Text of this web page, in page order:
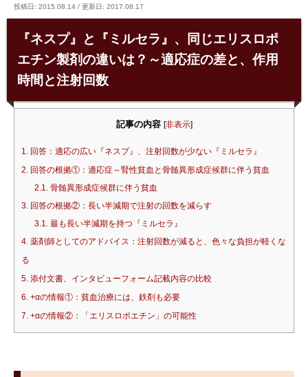
投稿日: 2015.08.14 / 更新日: 2017.08.17
『ネスプ』と『ミルセラ』、同じエリスロポ
エチン製剤の違いは？～適応症の差と、作用
時間と注射回数
記事の内容 [非表示]
1. 回答：適応の広い『ネスプ』、注射回数が少ない『ミルセラ』
2. 回答の根拠①：適応症～腎性貧血と骨髄異形成症候群に伴う貧血
2.1. 骨髄異形成症候群に伴う貧血
3. 回答の根拠②：長い半減期で注射の回数を減らす
3.1. 最も長い半減期を持つ『ミルセラ』
4. 薬剤師としてのアドバイス：注射回数が減ると、色々な負担が軽くな
る
5. 添付文書、インタビューフォーム記載内容の比較
6. +αの情報①：貧血治療には、鉄剤も必要
7. +αの情報②：「エリスロポエチン」の可能性